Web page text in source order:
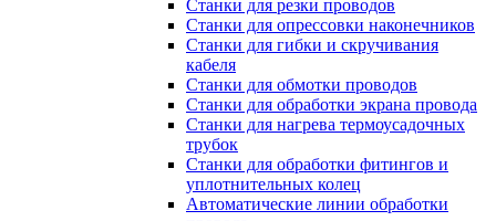
Станки для резки проводов
Станки для опрессовки наконечников
Станки для гибки и скручивания
кабеля
Станки для обмотки проводов
Станки для обработки экрана провода
Станки для нагрева термоусадочных
трубок
Станки для обработки фитингов и
уплотнительных колец
Автоматические линии обработки